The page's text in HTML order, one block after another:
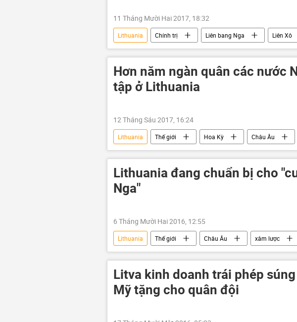
11 Tháng Mười Hai 2017, 18:32
Lithuania Chính trị Liên bang Nga Liên Xô
Hơn năm ngàn quân các nước
tập ở Lithuania
12 Tháng Sáu 2017, 16:24
Lithuania Thế giới Hoa Kỳ Châu Âu
Lithuania đang chuẩn bị cho
Nga"
6 Tháng Mười Hai 2016, 12:55
Lithuania Thế giới Châu Âu xâm lược
Litva kinh doanh trái phép
Mỹ tặng cho quân đội